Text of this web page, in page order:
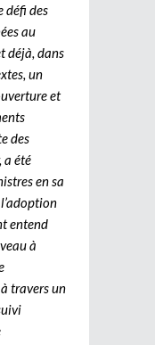
défi des
au
déjà, dans
un
et
des
a été
en sa
entend
à
travers un